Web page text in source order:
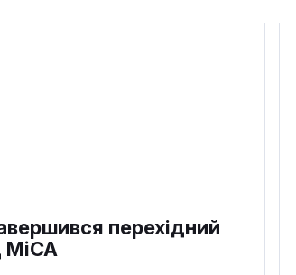
перехідний
MiCA